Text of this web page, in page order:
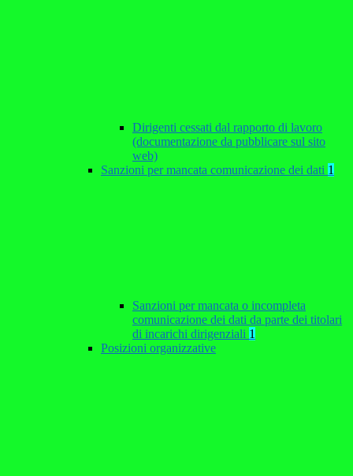
Dirigenti cessati dal rapporto di lavoro
(documentazione da pubblicare sul sito
web)
Sanzioni per mancata comunicazione dei dati 1
Sanzioni per mancata o incompleta
comunicazione dei dati da parte dei titolari
di incarichi dirigenziali 1
Posizioni organizzative